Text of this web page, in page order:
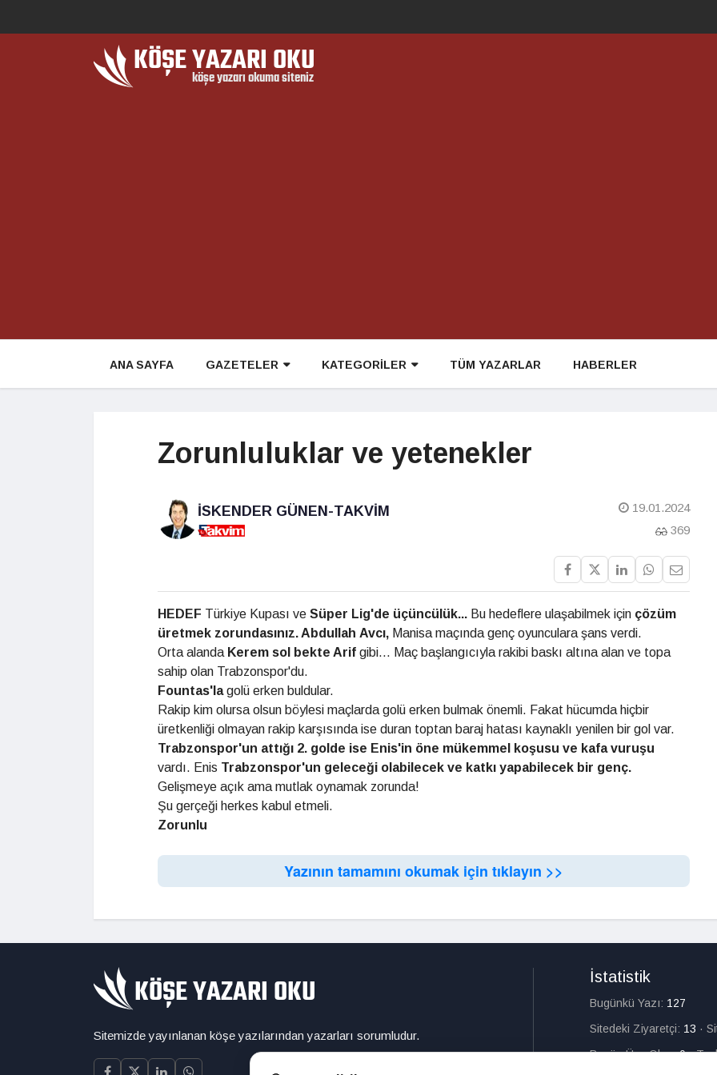
ANA SAYFA GAZETELER KATEGORİLER TÜM YAZARLAR HABERLER
Zorunluluklar ve yetenekler
İSKENDER GÜNEN-TAKVIM
19.01.2024
369
HEDEF Türkiye Kupası ve Süper Lig'de üçüncülük... Bu hedeflere ulaşabilmek için çözüm
üretmek zorundasınız. Abdul lah Avcı, Manisa maçında genç oyunculara şans verdi.
Orta alanda Kerem sol bekte Arif gibi... Maç başlangıcıyla rakibi baskı altına alan ve topa
sahip olan Trabzonspor'du.
Fountas'lagolü erken buldular.
Rakip kim olursa olsun böylesi maçlarda golü erken bulmak önemli. Fakat hücumda hiçbir
üretkenliği olmayan rakip karşısında ise duran toptan baraj hatası kaynaklı yenilen bir gol var.
Trabzonspor'un attığı 2. golde ise Enis'in öne mükemmel koşusu ve kafa vuruşu
vardı. Enis Trabzonspor'un geleceği olabilecek ve katkı yapabilecek bir genç.
Gelişmeye açık ama mutlak oynamak zorunda!
Şu gerçeği herkes kabul etmeli.
Zorunlu
Yazının tamamını okumak için tıklayın >>
Sitemizde yayınlanan köşe yazılarından yazarları sorumludur.
İstatistik
Bugünkü Yazı: 127
Sitedeki Ziyaretçi: 13 ·
Bugün Üye Olan:0·